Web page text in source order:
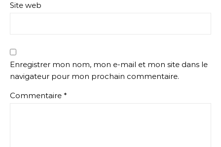
Site web
Enregistrer mon nom, mon e-mail et mon site dans le
navigateur pour mon prochain commentaire.
Commentaire *